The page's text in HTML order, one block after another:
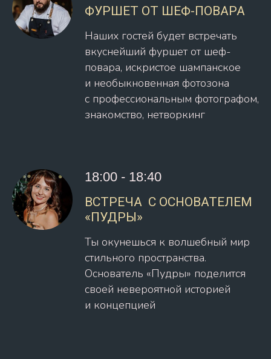
ФУРШЕТ ОТ ШЕФ-ПОВАРА
Наших гостей будет встречать
вкуснейший фуршет от шеф-
повара, искристое шампанское
и необыкновенная фотозона
с профессиональным фотографом,
знакомство, нетворкинг
18:00 - 18:40
ВСТРЕЧА С ОСНОВАТЕЛЕМ
«ПУДРЫ»
Ты окунешься к волшебный мир
стильного пространства.
Основатель «Пудры» поделится
своей невероятной историей
и концепцией